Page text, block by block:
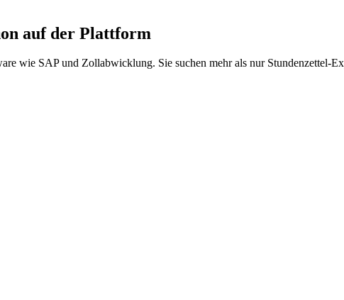
auf der Plattform
wie SAP und Zollabwicklung. Sie suchen mehr als nur Stundenzettel-